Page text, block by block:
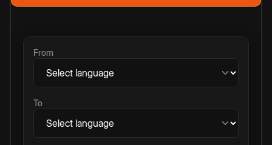
From
To